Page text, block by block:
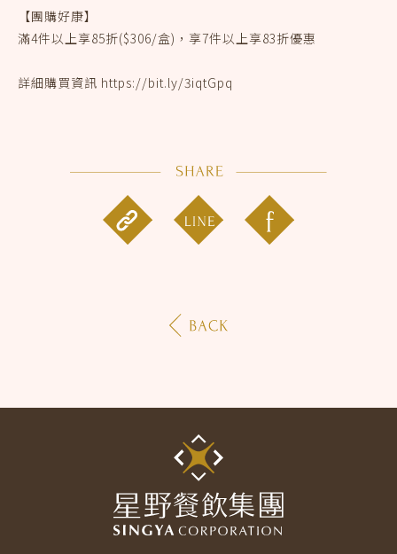
【團購好康】
滿4件以上享85折($306/盒)，享7件以上享83折優惠
詳細購買資訊 https://bit.ly/3iqtGpq